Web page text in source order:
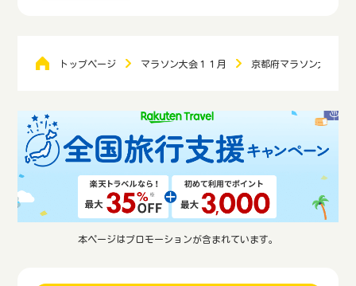
トップページ マラソン大会１１月 京都府マラソン大会
本ページはプロモーションが含まれています。